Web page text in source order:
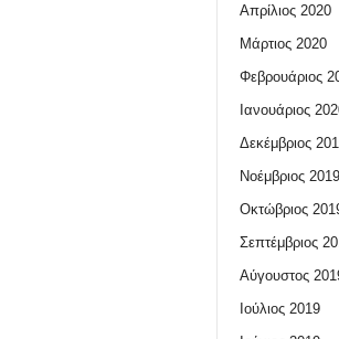
Απρίλιος 2020
Μάρτιος 2020
Φεβρουάριος
Ιανουάριος
Δεκέμβριος
Νοέμβριος 2019
Οκτώβριος
Σεπτέμβριος
Αύγουστος
Ιούλιος 2019